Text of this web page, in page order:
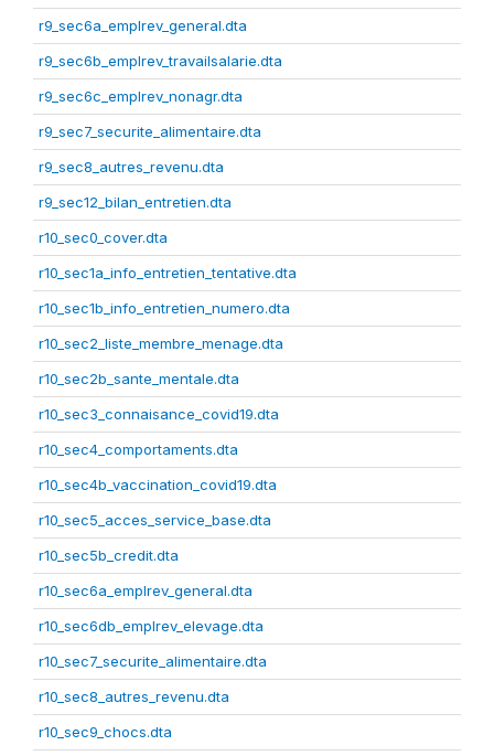
r9_sec6a_emplrev_general.dta
r9_sec6b_emplrev_travailsalarie.dta
r9_sec6c_emplrev_nonagr.dta
r9_sec7_securite_alimentaire.dta
r9_sec8_autres_revenu.dta
r9_sec12_bilan_entretien.dta
r10_sec0_cover.dta
r10_sec1a_info_entretien_tentative.dta
r10_sec1b_info_entretien_numero.dta
r10_sec2_liste_membre_menage.dta
r10_sec2b_sante_mentale.dta
r10_sec3_connaisance_covid19.dta
r10_sec4_comportaments.dta
r10_sec4b_vaccination_covid19.dta
r10_sec5_acces_service_base.dta
r10_sec5b_credit.dta
r10_sec6a_emplrev_general.dta
r10_sec6db_emplrev_elevage.dta
r10_sec7_securite_alimentaire.dta
r10_sec8_autres_revenu.dta
r10_sec9_chocs.dta